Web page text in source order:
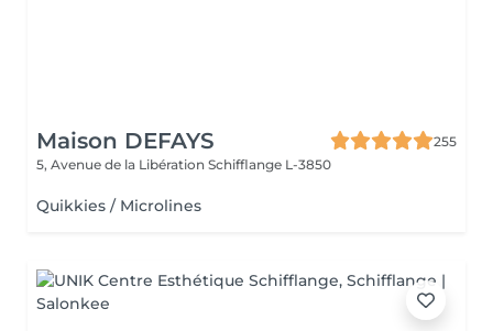
Maison DEFAYS
255
5, Avenue de la Libération Schifflange L-3850
Quikkies / Microlines